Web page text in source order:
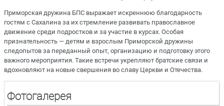
Приморская дружина БПС выражает искреннюю благодарность
гостям с Сахалина за их стремление развивать православное
движение среди подростков и за участие в курсах. Особая
признательность — детям и взрослым Приморской дружины
следопытов за переданный опыт, организацию и подготовку этого
важного мероприятия. Такие встречи укрепляют братские связи и
вдохновляют на новые свершения во славу Церкви и Отечества.
Фотогалерея